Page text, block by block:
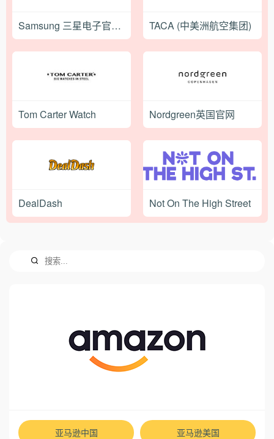
Samsung 三星电子官方购物商店 TACA (中美洲航空集团)
Tom Carter Watch Nordgreen英国官网
DealDash Not On The High Street
亚马逊中国 亚马逊美国